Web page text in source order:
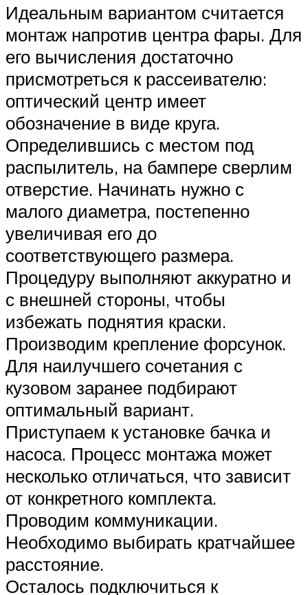
Идеальным вариантом считается
монтаж напротив центра фары. Для
его вычисления достаточно
присмотреться к рассеивателю:
оптический центр имеет
обозначение в виде круга.
Определившись с местом под
распылитель, на бампере сверлим
отверстие. Начинать нужно с
малого диаметра, постепенно
увеличивая его до
соответствующего размера.
Процедуру выполняют аккуратно и
с внешней стороны, чтобы
избежать поднятия краски.
Производим крепление форсунок.
Для наилучшего сочетания с
кузовом заранее подбирают
оптимальный вариант.
Приступаем к установке бачка и
насоса. Процесс монтажа может
несколько отличаться, что зависит
от конкретного комплекта.
Проводим коммуникации.
Необходимо выбирать кратчайшее
расстояние.
Осталось подключиться к